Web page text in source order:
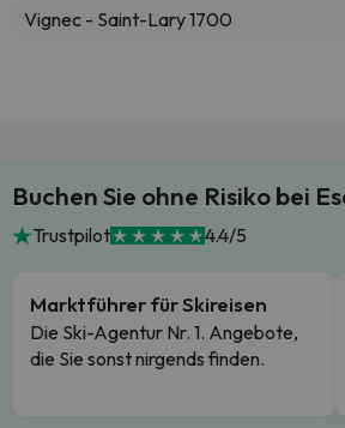
Vignec - Saint-Lary 1700
Buchen Sie ohne Risiko bei
Trustpilot 4.4/5
Marktführer für Skireisen
Die Ski-Agentur Nr. 1. Angebote,
die Sie sonst nirgends finden.